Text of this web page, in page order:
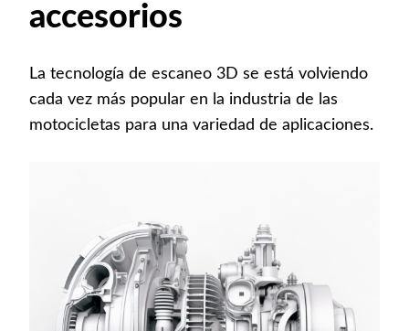
accesorios
La tecnología de escaneo 3D se está volviendo
cada vez más popular en la industria de las
motocicletas para una variedad de aplicaciones.